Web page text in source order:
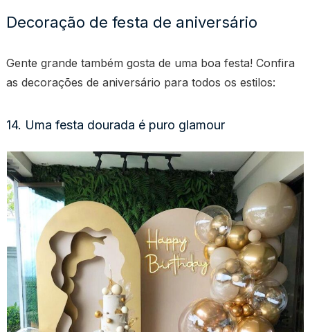
Decoração de festa de aniversário
Gente grande também gosta de uma boa festa! Confira
as decorações de aniversário para todos os estilos:
14. Uma festa dourada é puro glamour